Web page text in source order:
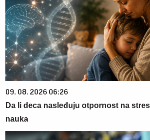
09. 08. 2026 06:26
Da li deca nasleđuju otpornost na
nauka